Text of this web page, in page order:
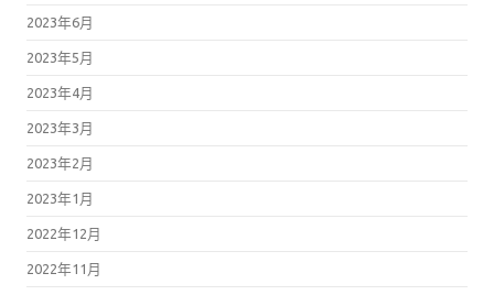
2023年6月
2023年5月
2023年4月
2023年3月
2023年2月
2023年1月
2022年12月
2022年11月